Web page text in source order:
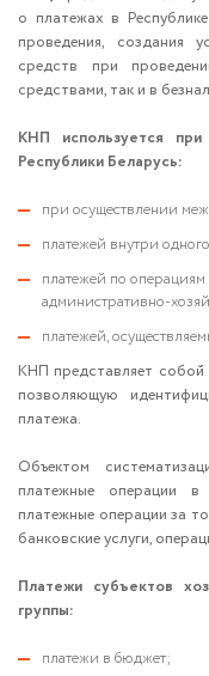
о платежах в
проведения, создания
средств при
средствами, так и в
КНП используется
Республики Беларусь:
при осуществлении
платежей внутри
платежей по
административно-
платежей,
КНП представляет
позволяющую
платежа.
Объектом
платежные операции в
платежные операции за
банковские услуги,
Платежи субъектов
группы:
платежи в бюджет;